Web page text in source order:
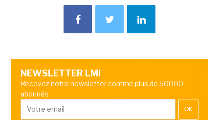
NEWSLETTER LMI
Recevez notre newsletter comme plus de 50000
abonnés
OK